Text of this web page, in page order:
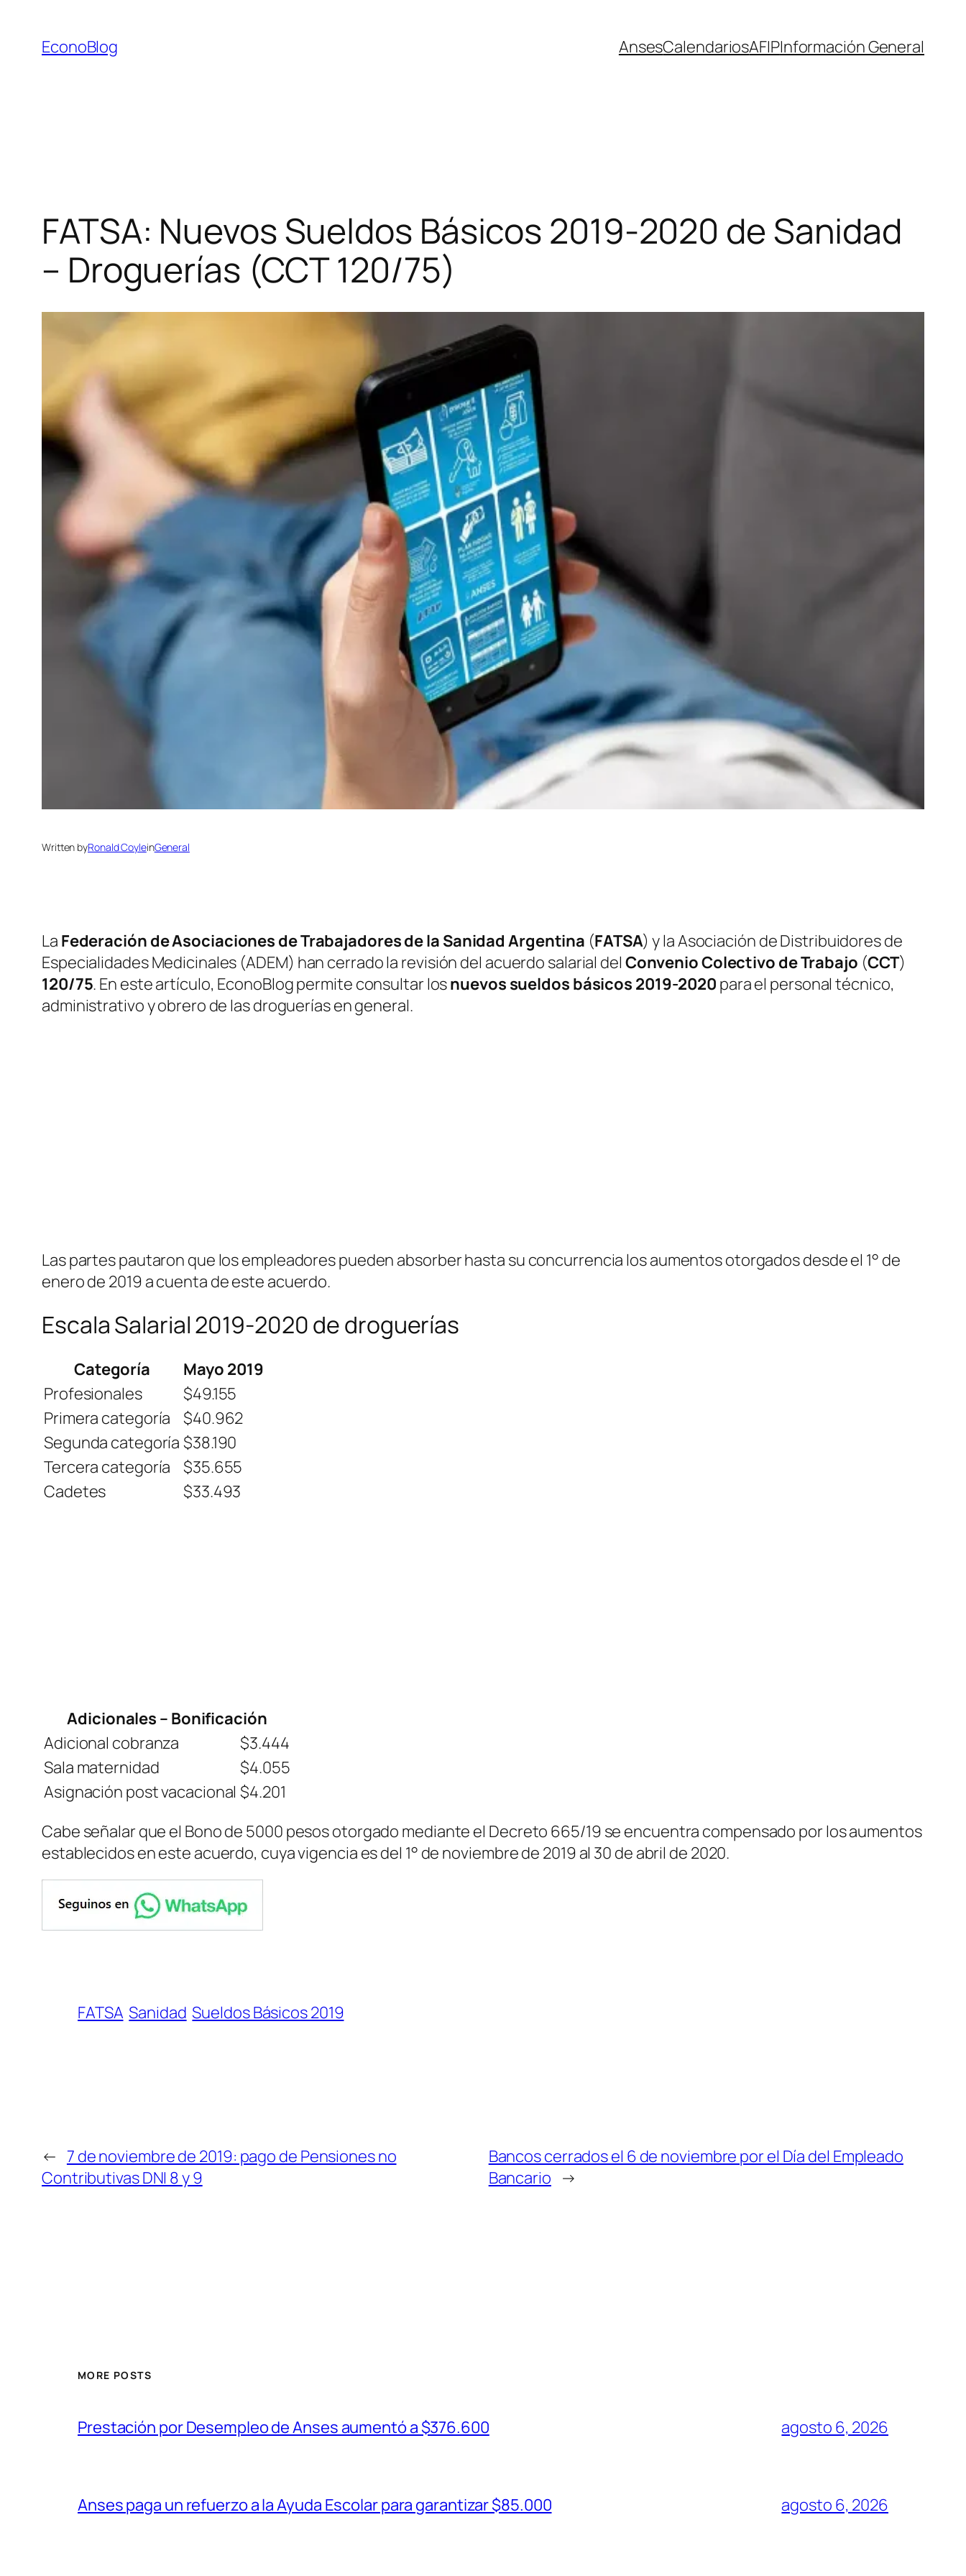
contenido
EconoBlog AnsesCalendariosAFIPInformación General
FATSA: Nuevos Sueldos Básicos 2019-2020 de Sanidad
– Droguerías (CCT 120/75)
Written byRonald CoyleinGeneral
La Federación de Asociaciones de Trabajadores de la Sanidad Argentina (FATSA) y la Asociación de Distribuidores de
Especialidades Medicinales (ADEM) han cerrado la revisión del acuerdo salarial del Convenio Colectivo de Trabajo (CCT)
120/75. En este artículo, EconoBlog permite consultar losnuevos sueldos básicos 2019-2020 para el personal técnico,
administrativo y obrero de las droguerías en general.
Las partes pautaron que los empleadores pueden absorber hasta su concurrencia los aumentos otorgados desde el 1° de
enero de 2019 a cuenta de este acuerdo.
Escala Salarial 2019-2020 de droguerías
Categoría
Mayo 2019
Profesionales
$49.155
Primera categoría
$40.962
Segunda categoría $38.190
Tercera categoría
$35.655
Cadetes
$33.493
Adicionales – Bonificación
Adicional cobranza
$3.444
Sala maternidad
$4.055
Asignación post vacacional $4.201
Cabe señalar que el Bono de 5000 pesos otorgado mediante el Decreto 665/19 se encuentra compensado por los aumentos
establecidos en este acuerdo, cuya vigencia es del 1° de noviembre de 2019 al 30 de abril de 2020.
FATSA Sanidad Sueldos Básicos 2019
← 7 de noviembre de 2019: pago de Pensiones no
Contributivas DNI 8 y 9
Bancos cerrados el 6 de noviembre por el Día del Empleado
Bancario →
MORE POSTS
Prestación por Desempleo de Anses aumentó a $376.600 agosto 6, 2026
Anses paga un refuerzo a la Ayuda Escolar para garantizar $85.000 agosto 6, 2026